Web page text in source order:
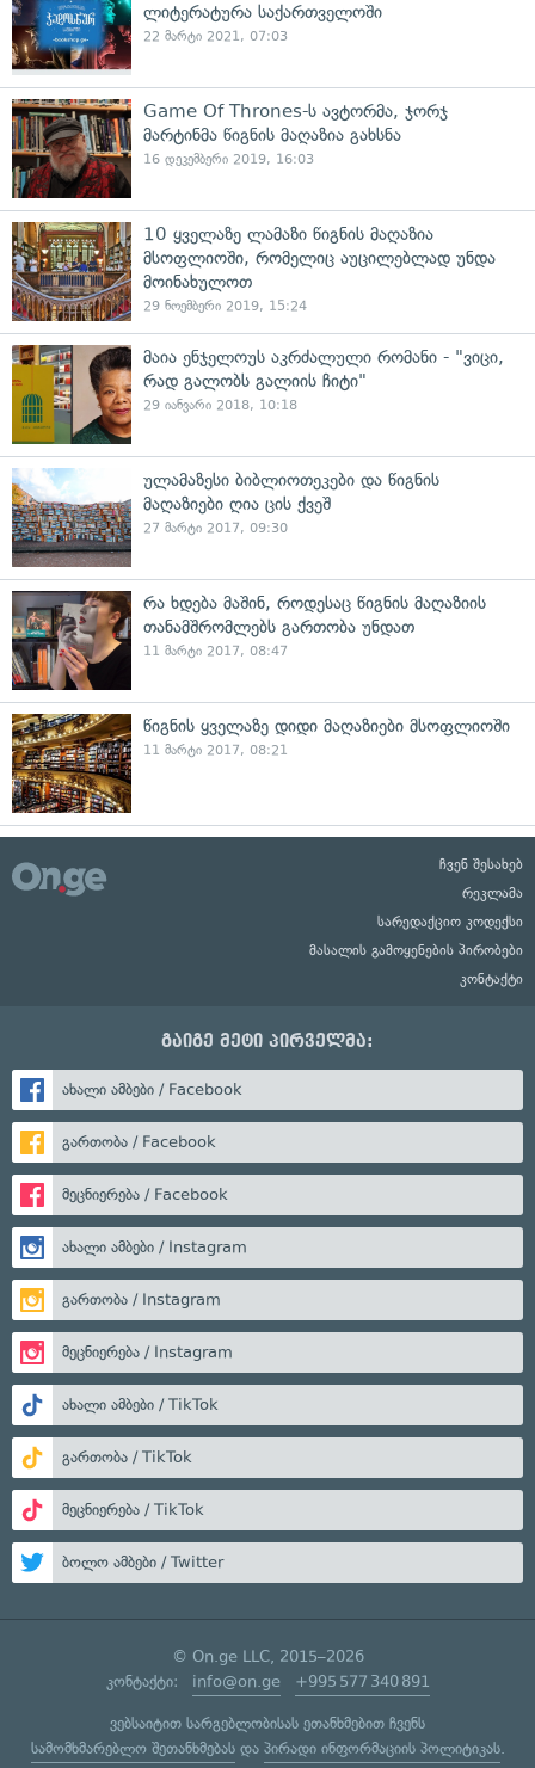
ლიტერატურა საქართველოში
22 მარტი 2021, 07:03
Game Of Thrones-ს ავტორმა, ჯორჯ
მარტინმა წიგნის მაღაზია გახსნა
16 დეკემბერი 2019, 16:03
10 ყველაზე ლამაზი წიგნის მაღაზია
მსოფლიოში, რომელიც აუცილებლად უნდა
მოინახულოთ
29 ნოემბერი 2019, 15:24
მაია ენჯელოუს აკრძალული რომანი - "ვიცი,
რად გალობს გალიის ჩიტი"
29 იანვარი 2018, 10:18
ულამაზესი ბიბლიოთეკები და წიგნის
მაღაზიები ღია ცის ქვეშ
27 მარტი 2017, 09:30
რა ხდება მაშინ, როდესაც წიგნის მაღაზიის
თანამშრომლებს გართობა უნდათ
11 მარტი 2017, 08:47
წიგნის ყველაზე დიდი მაღაზიები მსოფლიოში
11 მარტი 2017, 08:21
ჩვენ შესახებ
რეკლამა
სარედაქციო კოდექსი
მასალის გამოყენების პირობები
კონტაქტი
გაიგე მეტი პირველმა:
ახალი ამბები / Facebook
გართობა / Facebook
მეცნიერება / Facebook
ახალი ამბები / Instagram
გართობა / Instagram
მეცნიერება / Instagram
ახალი ამბები / TikTok
გართობა / TikTok
მეცნიერება / TikTok
ბოლო ამბები / Twitter
© On.ge LLC, 2015–2026
კონტაქტი: info@on.ge +995 577 340 891
ვებსაიტით სარგებლობისას ეთანხმებით ჩვენს
სამომხმარებლო შეთანხმებასდა პირადი ინფორმაციის პოლიტიკას.